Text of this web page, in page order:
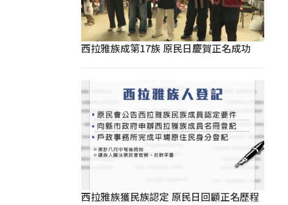
西拉雅族成第17族 原民日慶賀正名成功
西拉雅族獲民族認定 原民日回顧正名歷程